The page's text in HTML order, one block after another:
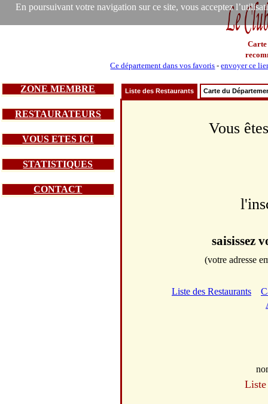
En poursuivant votre navigation sur ce site, vous acceptez
Carte
Ce département dans vos favoris -envoyer ce
ZONE MEMBRE
RESTAURATEURS
VOUS ETES ICI
STATISTIQUES
CONTACT
Liste des Restaurants Carte du
Vous
saisissez
(votre adresse
Liste des Restaurants
Liste